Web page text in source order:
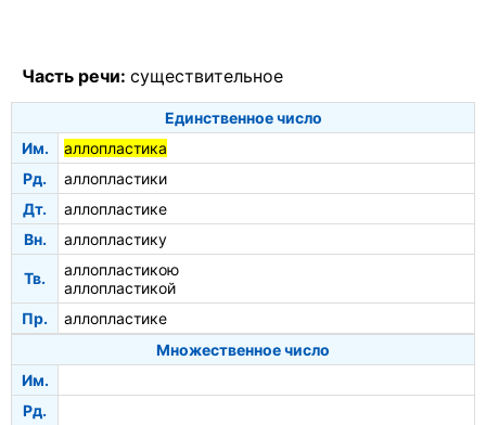
Часть речи: существительное
Единственное число
Им.
аллопластика
Рд.
аллопластики
Дт.
аллопластике
Вн.
аллопластику
Тв.
аллопластикою
аллопластикой
Пр.
аллопластике
Множественное число
Им.
Рд.